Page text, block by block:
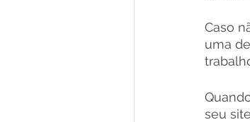
Caso
uma
seu